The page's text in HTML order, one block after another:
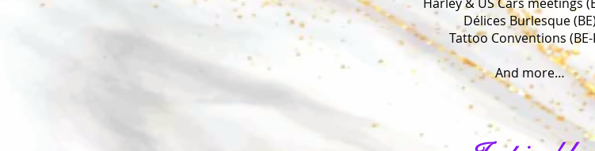
Délices Burlesque (BE)
Tattoo Conventions (BE-
And more…